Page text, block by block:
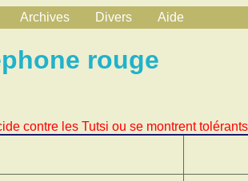
Archives Divers Aide
rouge
contre les Tutsi ou se montrent